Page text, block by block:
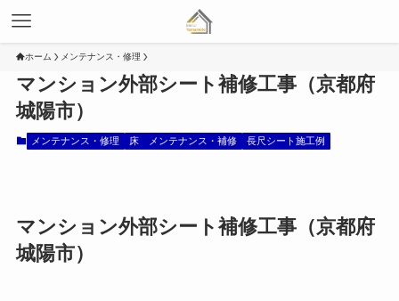
ホーム メンテナンス・修理
マンション外部シート補修工事（京都府
城陽市）
メンテナンス・修理 床 メンテナンス・補修 長尺シート施工例
マンション外部シート補修工事（京都府
城陽市）